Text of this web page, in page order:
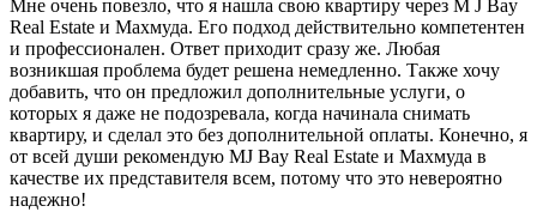
Мне очень повезло, что я нашла свою квартиру через M J Bay
Real Estate и Махмуда. Его подход действительно компетентен
и профессионален. Ответ приходит сразу же. Любая
возникшая проблема будет решена немедленно. Также хочу
добавить, что он предложил дополнительные услуги, о
которых я даже не подозревала, когда начинала снимать
квартиру, и сделал это без дополнительной оплаты. Конечно, я
от всей души рекомендую MJ Bay Real Estate и Махмуда в
качестве их представителя всем, потому что это невероятно
надежно!